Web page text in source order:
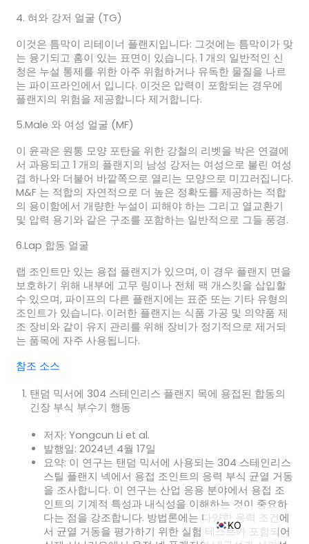
4. 혀와 강저 얼굴 (TG)
이것은 틈막이 리테이너 플랜지입니다: 그것에는 틈막이가 맞
는 융기되고 홈이 있는 표면이 있습니다. 1 개의 일반적인 신
청은 누설 통제를 위한 아주 위험하거나 유독한 물질을 나르
는 파이프라인에서 입니다. 이것은 압력이 포함되는 경우에
플랜지의 위험을 제공합니다 제거합니다.
5.Male 와 여성 얼굴 (MF)
이 윤곽은 원통 모양 포탄을 위한 강철의 리벳을 박은 연결에
서 과용되고 1 개의 플랜지의 남성 강저는 여성으로 불린 여성
겹 하나와 더불어 바깥쪽으로 열리는 모양으로 미끄러집니다.
M&F 는 적합의 자연적으로 더 높은 정확도를 제공하는 적합
의 용이함에서 개량한 누설이 피해야 하는 그리고 열교환기
및 압력 용기와 같은 구조를 포함하는 일반적으로 그들 풍경.
6.Lap 합동 얼굴
랩 조인트만 있는 용접 플랜지가 있으며, 이 경우 플랜지 면을
보호하기 위해 내부에 고무 링이나 전체 팩 개스킷을 삽입할
수 있으며, 파이프의 다른 플랜지에는 표준 또는 기타 유형의
조인트가 있습니다. 이러한 플랜지는 식품 가공 및 의약품 제
조 장비와 같이 유지 관리를 위해 장비가 정기적으로 제거되
는 품목에 자주 사용됩니다.
참조 소스
탠덤 믹서에 304 스테인리스 플랜지 목에 용접된 합동의
긴장 부식 부수기 행동
저자: Yongcun Li et al.
발행일: 2024년 4월 17일
요약: 이 연구는 탠덤 믹서에 사용되는 304 스테인리스
스틸 플랜지 넥에서 용접 조인트의 응력 부식 균열 거동
을 조사합니다. 이 연구는 산업 응용 분야에서 용접 조
인트의 기계적 특성과 내식성을 이해하는 것이 중요하
다는 점을 강조합니다. 방법론에는 다양한 응력 조건에
서 균열 거동을 평가하기 위한 실험 테스트가 포함되어
KO
EN
DE
NL
JA
ES
ZH_TW